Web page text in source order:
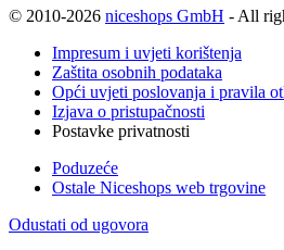
© 2010-2026 niceshops GmbH - All
Impresum i uvjeti korištenja
Zaštita osobnih podataka
Opći uvjeti poslovanja i pravila
Izjava o pristupačnosti
Postavke privatnosti
Poduzeće
Ostale Niceshops web trgovine
Odustati od ugovora